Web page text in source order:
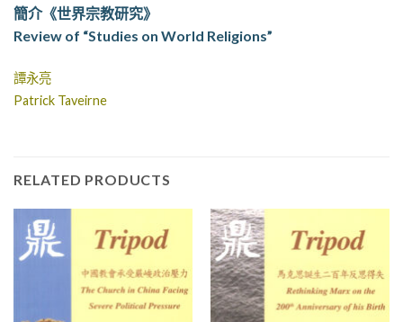
簡介《世界宗教研究》
Review of “Studies on World Religions”
譚永亮
Patrick Taveirne
RELATED PRODUCTS